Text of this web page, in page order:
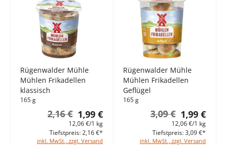
Rügenwalder Mühle
Mühlen Frikadellen
klassisch
165 g
1,99 €
2,16 €
12,06 €/1 kg
inkl. MwSt., zzgl. Versand
Tiefstpreis: 2,16 €*
Rügenwalder Mühle
Mühlen Frikadellen
Geflügel
165 g
1,99 €
3,09 €
12,06 €/1 kg
inkl. MwSt., zzgl. Versand
Tiefstpreis: 3,09 €*